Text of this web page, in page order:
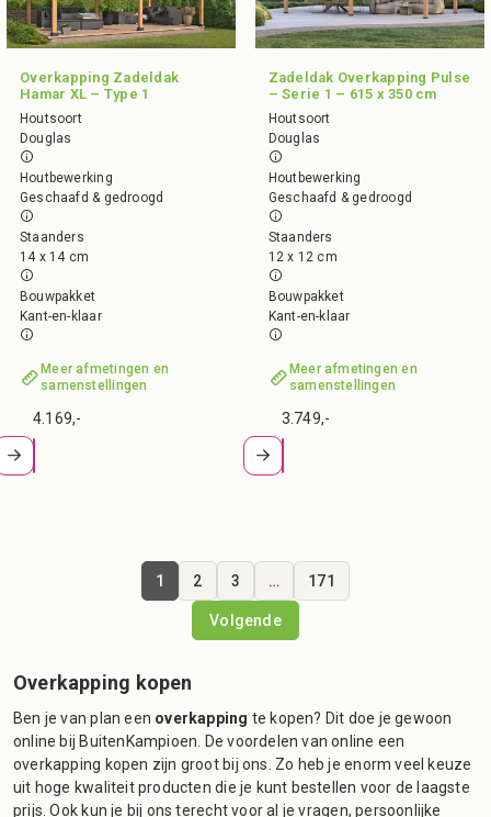
Overkapping Zadeldak
Hamar XL – Type 1
Houtsoort
Douglas
Houtbewerking
Geschaafd & gedroogd
Staanders
14 x 14 cm
Bouwpakket
Kant-en-klaar
Meer afmetingen en
samenstellingen
4.169,-
Zadeldak Overkapping Pulse
– Serie 1 – 615 x 350 cm
Houtsoort
Douglas
Houtbewerking
Geschaafd & gedroogd
Staanders
12 x 12 cm
Bouwpakket
Kant-en-klaar
Meer afmetingen en
samenstellingen
3.749,-
1 2 3 … 171
Volgende
Overkapping kopen
Ben je van plan een overkapping te kopen? Dit doe je gewoon
online bij BuitenKampioen. De voordelen van online een
overkapping kopen zijn groot bij ons. Zo heb je enorm veel keuze
uit hoge kwaliteit producten die je kunt bestellen voor de laagste
prijs. Ook kun je bij ons terecht voor al je vragen, persoonlijke